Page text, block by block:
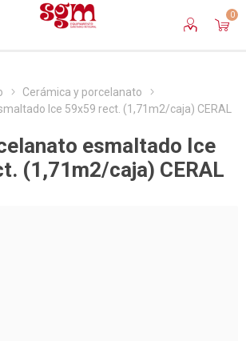
0
Cerámica y porcelanato
Ice 59x59 rect. (1,71m2/caja) CERAL
esmaltado Ice
(1,71m2/caja) CERAL